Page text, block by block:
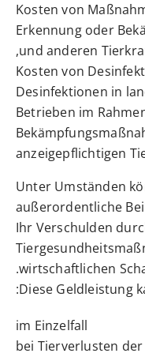
Kosten von
Erkennung oder
und anderen
Kosten von
Desinfektionen in
Betrieben im
anzeigepflichtigen
Unter Umständen
außerordentliche
Ihr Verschulden
wirtschaftlichen
Diese Geldleistung
im Einzelfall
bei Tierverlusten